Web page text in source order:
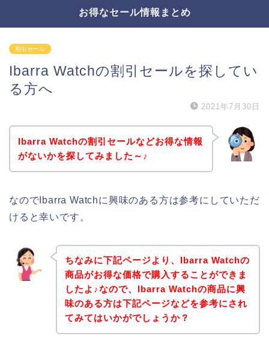
お得なセール情報まとめ
割引セール
Ibarra Watchの割引セールを探してい
る方へ
2021年7月30日
Ibarra Watchの割引セールなどお得な情報
がないかを探してみました～♪
なのでIbarra Watchに興味のある方は参考にしていただ
けると幸いです。
ちなみに下記ページより、Ibarra Watchの
商品がお得な価格で購入することができま
したよ♪なので、Ibarra Watchの商品に興
味のある方は下記ページなどを参考にされ
てみてはいかがでしょうか？